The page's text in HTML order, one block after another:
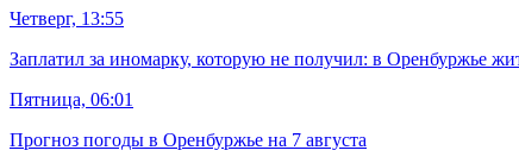
Четверг, 13:55
Заплатил за иномарку, которую не получил: в Оренбуржье
Пятница, 06:01
Прогноз погоды в Оренбуржье на 7 августа